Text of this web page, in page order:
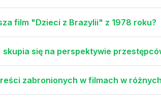
film "Dzieci z Brazylii" z 1978 roku?
się na perspektywie
zabronionych w filmach w